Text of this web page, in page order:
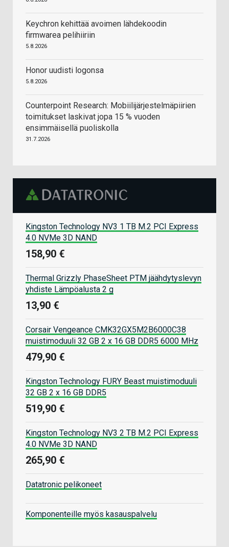
Keychron kehittää avoimen lähdekoodin
firmwarea pelihiiriin
5.8.2026
Honor uudisti logonsa
5.8.2026
Counterpoint Research: Mobiilijärjestelmäpiirien
toimitukset laskivat jopa 15 % vuoden
ensimmäisellä puoliskolla
31.7.2026
Kingston Technology NV3 1 TB M.2 PCI Express
4.0 NVMe 3D NAND
158,90 €
Thermal Grizzly PhaseSheet PTM jäähdytyslevyn
yhdiste Lämpöalusta 2 g
13,90 €
Corsair Vengeance CMK32GX5M2B6000C38
muistimoduuli 32 GB 2 x 16 GB DDR5 6000 MHz
479,90 €
Kingston Technology FURY Beast muistimoduuli
32 GB 2 x 16 GB DDR5
519,90 €
Kingston Technology NV3 2 TB M.2 PCI Express
4.0 NVMe 3D NAND
265,90 €
Datatronic pelikoneet
Komponenteille myös kasauspalvelu